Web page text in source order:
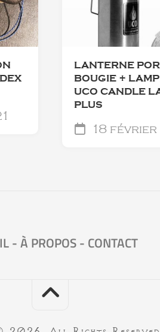
LANTERNE
BOUGIE +
UCO CANDLE
PLUS
18 février
-À PROPOS- CONTACT